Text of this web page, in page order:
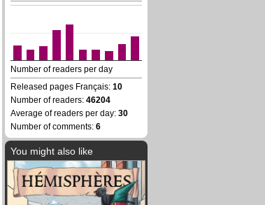
Number of readers per day
Released pages Français: 10
Number of readers: 46204
Average of readers per day: 30
Number of comments: 6
You might also like